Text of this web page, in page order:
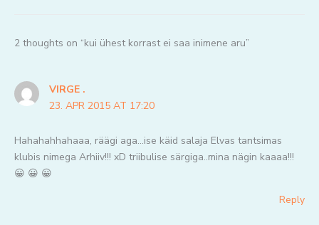
2 thoughts on “kui ühest korrast ei saa inimene aru”
VIRGE .
23. APR 2015 AT 17:20
Hahahahhahaaa, räägi aga…ise käid salaja Elvas tantsimas
klubis nimega Arhiiv!!! xD triibulise särgiga..mina nägin kaaaa!!!
😀 😀 😀
Reply